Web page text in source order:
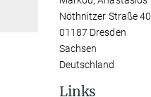
Nöthnitzer Straße 40
01187 Dresden
Sachsen
Deutschland
Links